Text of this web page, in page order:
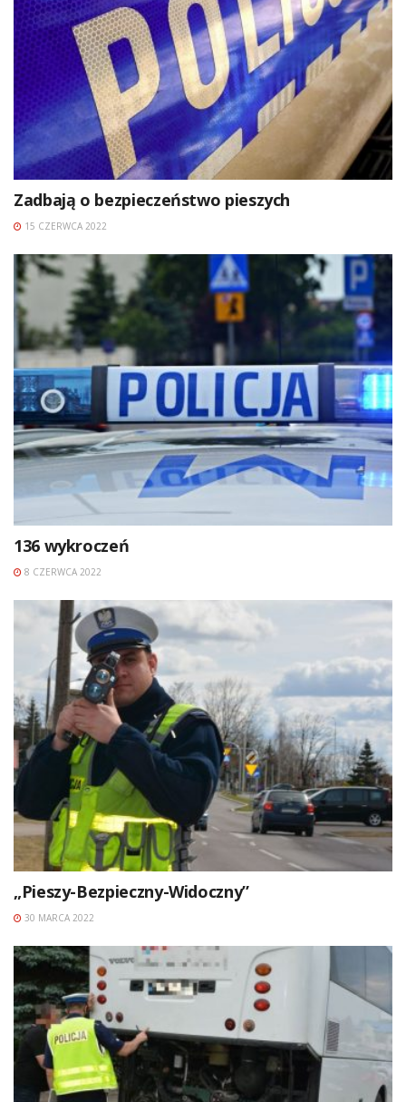
Zadbają o bezpieczeństwo pieszych
15 CZERWCA 2022
136 wykroczeń
8 CZERWCA 2022
„Pieszy-Bezpieczny-Widoczny”
30 MARCA 2022